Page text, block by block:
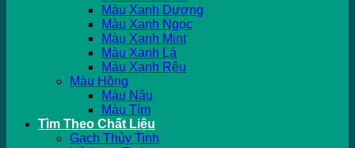
Màu Xanh Dương
Màu Xanh Ngọc
Màu Xanh Mint
Màu Xanh Lá
Màu Xanh Rêu
Màu Hồng
Màu Nâu
Màu Tím
Tìm Theo Chất Liệu
Gạch Thủy Tinh